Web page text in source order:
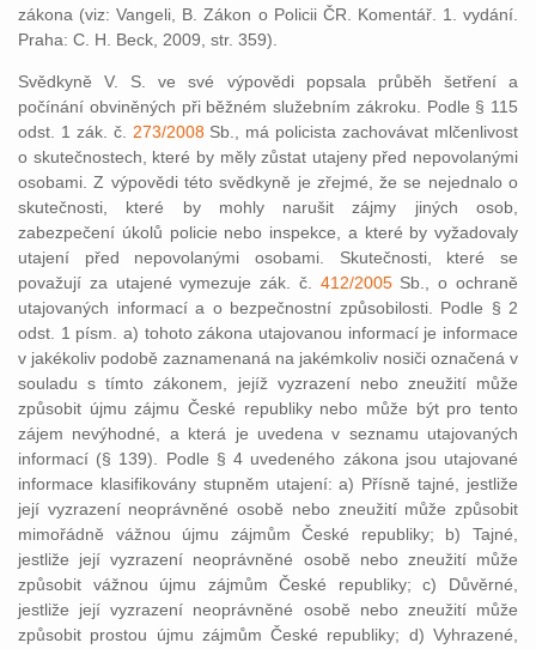
zákona (viz: Vangeli, B. Zákon o Policii ČR. Komentář. 1. vydání.
Praha: C. H. Beck, 2009, str. 359).
Svědkyně V. S. ve své výpovědi popsala průběh šetření a
počínání obviněných při běžném služebním zákroku. Podle § 115
odst. 1 zák. č. 273/2008Sb., má policista zachovávat mlčenlivost
o skutečnostech, které by měly zůstat utajeny před nepovolanými
osobami. Z výpovědi této svědkyně je zřejmé, že se nejednalo o
skutečnosti, které by mohly narušit zájmy jiných osob,
zabezpečení úkolů policie nebo inspekce, a které by vyžadovaly
utajení před nepovolanými osobami. Skutečnosti, které se
považují za utajené vymezuje zák. č. 412/2005Sb., o ochraně
utajovaných informací a o bezpečnostní způsobilosti. Podle § 2
odst. 1 písm. a) tohoto zákona utajovanou informací je informace
v jakékoliv podobě zaznamenaná na jakémkoliv nosiči označená v
souladu s tímto zákonem, jejíž vyzrazení nebo zneužití může
způsobit újmu zájmu České republiky nebo může být pro tento
zájem nevýhodné, a která je uvedena v seznamu utajovaných
informací (§ 139). Podle § 4 uvedeného zákona jsou utajované
informace klasifikovány stupněm utajení: a) Přísně tajné, jestliže
její vyzrazení neoprávněné osobě nebo zneužití může způsobit
mimořádně vážnou újmu zájmům České republiky; b) Tajné,
jestliže její vyzrazení neoprávněné osobě nebo zneužití může
způsobit vážnou újmu zájmům České republiky; c) Důvěrné,
jestliže její vyzrazení neoprávněné osobě nebo zneužití může
způsobit prostou újmu zájmům České republiky; d) Vyhrazené,